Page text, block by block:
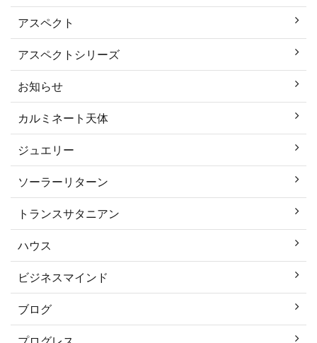
アスペクト
アスペクトシリーズ
お知らせ
カルミネート天体
ジュエリー
ソーラーリターン
トランスサタニアン
ハウス
ビジネスマインド
ブログ